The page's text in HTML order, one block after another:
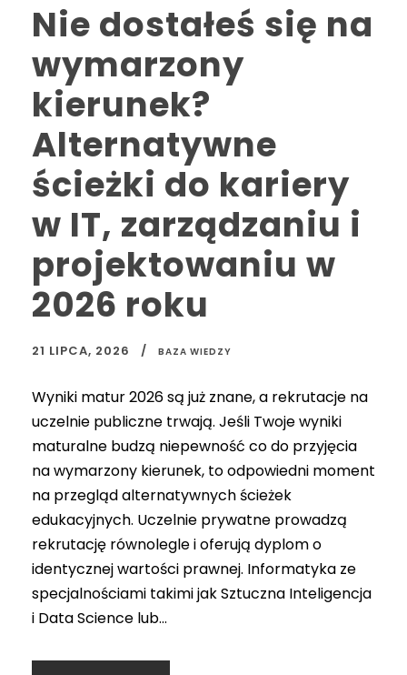
Nie dostałeś się na
wymarzony
kierunek?
Alternatywne
ścieżki do kariery
w IT, zarządzaniu i
projektowaniu w
2026 roku
21 LIPCA, 2026 BAZA WIEDZY
Wyniki matur 2026 są już znane, a rekrutacje na
uczelnie publiczne trwają. Jeśli Twoje wyniki
maturalne budzą niepewność co do przyjęcia
na wymarzony kierunek, to odpowiedni moment
na przegląd alternatywnych ścieżek
edukacyjnych. Uczelnie prywatne prowadzą
rekrutację równolegle i oferują dyplom o
identycznej wartości prawnej. Informatyka ze
specjalnościami takimi jak Sztuczna Inteligencja
i Data Science lub...